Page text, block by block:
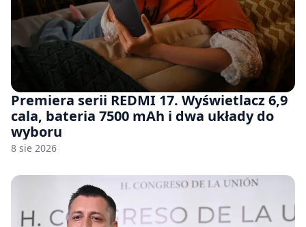
Premiera serii REDMI 17. Wyświetlacz 6,9
cala, bateria 7500 mAh i dwa układy do
wyboru
8 sie 2026